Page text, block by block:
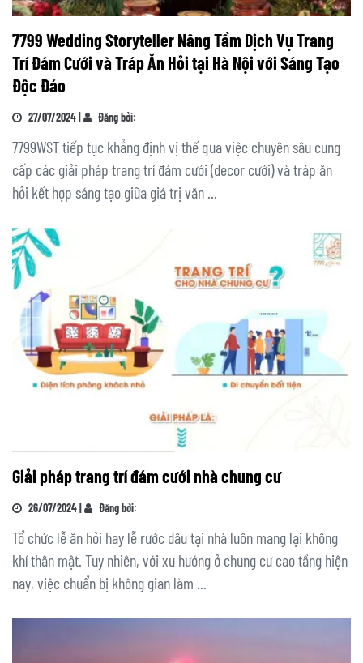
7799 Wedding Storyteller Nâng Tầm Dịch Vụ Trang
Trí Đám Cưới và Tráp Ăn Hỏi tại Hà Nội với Sáng Tạo
Độc Đáo
27/07/2024 | Đăng bởi:
7799WST tiếp tục khẳng định vị thế qua việc chuyên sâu cung
cấp các giải pháp trang trí đám cưới (decor cưới) và tráp ăn
hỏi kết hợp sáng tạo giữa giá trị văn ...
Giải pháp trang trí đám cưới nhà chung cư
26/07/2024 | Đăng bởi:
Tổ chức lễ ăn hỏi hay lễ rước dâu tại nhà luôn mang lại không
khí thân mật. Tuy nhiên, với xu hướng ở chung cư cao tầng hiện
nay, việc chuẩn bị không gian làm ...